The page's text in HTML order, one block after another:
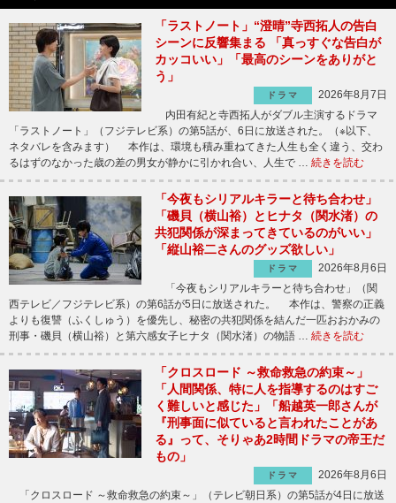
「ラストノート」“澄晴”寺西拓人の告白
シーンに反響集まる 「真っすぐな告白が
カッコいい」「最高のシーンをありがと
う」
ドラマ
2026年8月7日
内田有紀と寺西拓人がダブル主演するドラマ
「ラストノート」（フジテレビ系）の第5話が、6日に放送された。（※以下、
ネタバレを含みます） 本作は、環境も積み重ねてきた人生も全く違う、交わ
るはずのなかった歳の差の男女が静かに引かれ合い、人生で … 続きを読む
「今夜もシリアルキラーと待ち合わせ」
「磯貝（横山裕）とヒナタ（関水渚）の
共犯関係が深まってきているのがいい」
「縦山裕二さんのグッズ欲しい」
ドラマ
2026年8月6日
「今夜もシリアルキラーと待ち合わせ」（関
西テレビ／フジテレビ系）の第6話が5日に放送された。 本作は、警察の正義
よりも復讐（ふくしゅう）を優先し、秘密の共犯関係を結んだ一匹おおかみの
刑事・磯貝（横山裕）と第六感女子ヒナタ（関水渚）の物語 … 続きを読む
「クロスロード ～救命救急の約束～」
「人間関係、特に人を指導するのはすご
く難しいと感じた」「船越英一郎さんが
『刑事面に似ていると言われたことがあ
る』って、そりゃあ2時間ドラマの帝王だ
もの」
ドラマ
2026年8月6日
「クロスロード ～救命救急の約束～」（テレビ朝日系）の第5話が4日に放送